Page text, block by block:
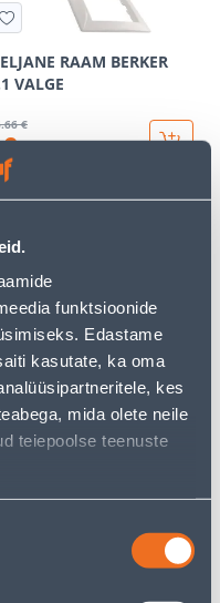
funktsioonide
Edastame
kasutate, ka oma
kes
mida olete neile
teiepoolse teenuste
RAAM BERKER
VALGE
.66 €
NUPP DELTA
BEEZ